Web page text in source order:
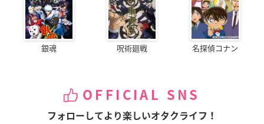
銀魂 呪術廻戦 名探偵コナン
OFFICIAL SNS
フォローしてより楽しいオタクライフ！